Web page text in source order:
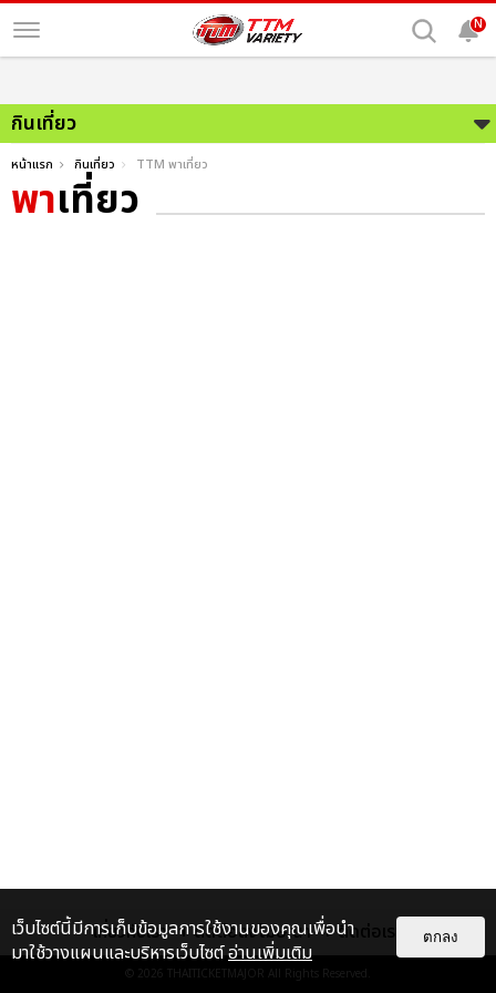
N
กินเที่ยว
หน้าแรก กินเที่ยว TTM พาเที่ยว
พาเที่ยว
เกี่ยวกับเรา ติดต่อลงโฆษณา ติดต่อเรา
© 2026 THAITICKETMAJOR All Rights Reserved.
เว็บไซต์นี้มีการเก็บข้อมูลการใช้งานของคุณเพื่อนำ
มาใช้วางแผนและบริหารเว็บไซต์อ่านเพิ่มเติม
ตกลง